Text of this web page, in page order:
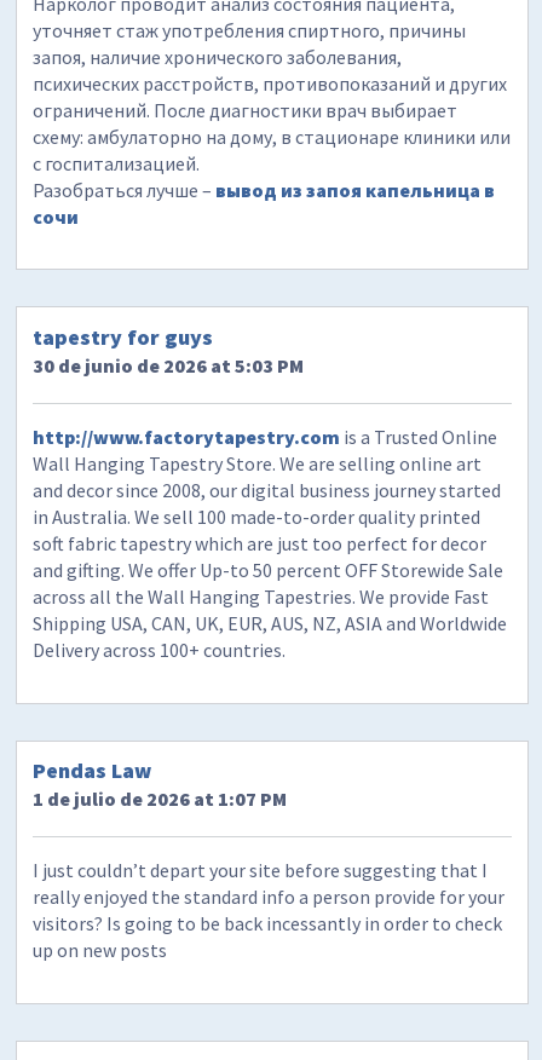
уточняет стаж употребления спиртного, причины
запоя, наличие хронического заболевания,
психических расстройств, противопоказаний и других
ограничений. После диагностики врач выбирает
схему: амбулаторно на дому, в стационаре клиники или
с госпитализацией.
Разобраться лучше – вывод из запоя капельница в
сочи
tapestry for guys
30 de junio de 2026 at 5:03 PM
http://www.factorytapestry.com is a Trusted Online
Wall Hanging Tapestry Store. We are selling online art
and decor since 2008, our digital business journey started
in Australia. We sell 100 made-to-order quality printed
soft fabric tapestry which are just too perfect for decor
and gifting. We offer Up-to 50 percent OFF Storewide Sale
across all the Wall Hanging Tapestries. We provide Fast
Shipping USA, CAN, UK, EUR, AUS, NZ, ASIA and Worldwide
Delivery across 100+ countries.
Pendas Law
1 de julio de 2026 at 1:07 PM
I just couldn’t depart your site before suggesting that I
really enjoyed the standard info a person provide for your
visitors? Is going to be back incessantly in order to check
up on new posts